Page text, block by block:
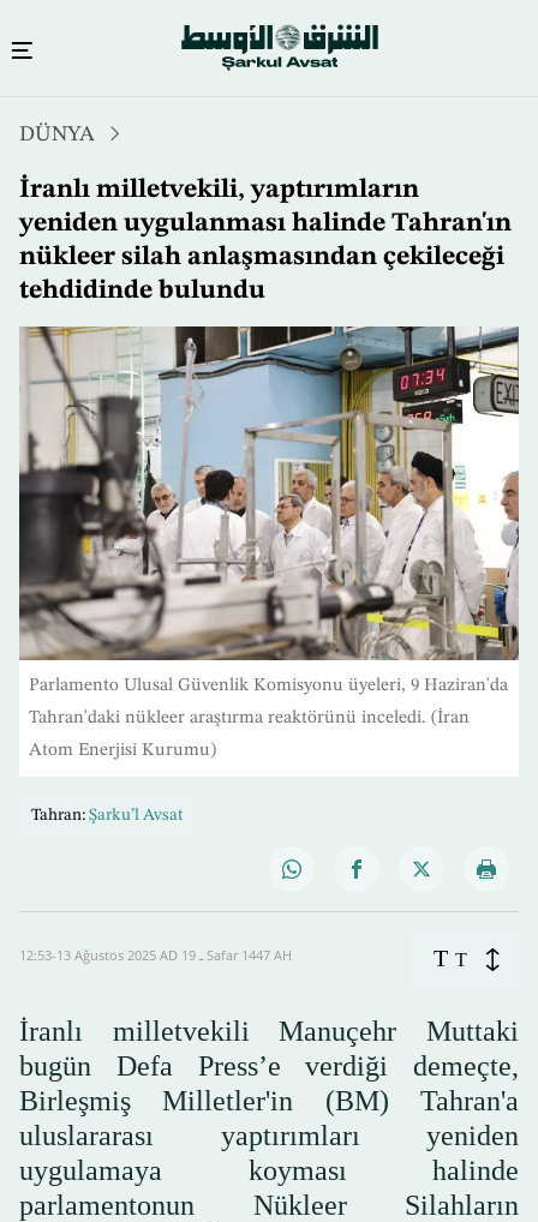
içeriğe
atla
DÜNYA
İranlı milletvekili, yaptırımların
yeniden uygulanması halinde Tahran'ın
nükleer silah anlaşmasından çekileceği
tehdidinde bulundu
Parlamento Ulusal Güvenlik Komisyonu üyeleri, 9 Haziran'da
Tahran'daki nükleer araştırma reaktörünü inceledi. (İran
Atom Enerjisi Kurumu)
Tahran: Şarku’l Avsat
12:53-13 Ağustos 2025 AD ـ 19 Safar 1447 AH T T
İranlı milletvekili Manuçehr Muttaki
bugün Defa Press’e verdiği demeçte,
Birleşmiş Milletler'in (BM) Tahran'a
uluslararası yaptırımları yeniden
uygulamaya koyması halinde
parlamentonun Nükleer Silahların